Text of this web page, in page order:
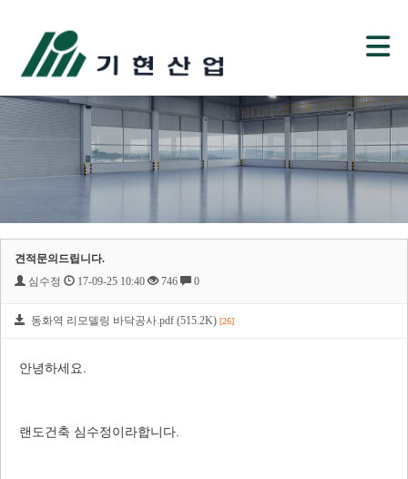
견적문의드립니다.
심수정
17-09-25 10:40 746 0
동화역 리모델링 바닥공사.pdf (515.2K) [26]
안녕하세요.
랜도건축 심수정이라합니다.